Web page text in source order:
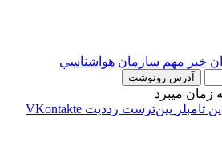
خبر مهم سازمان هواشناسي
آدرس رونوشت
‫تامبلر ‫پین‌ترست ‫رددیت ‫VKontakte